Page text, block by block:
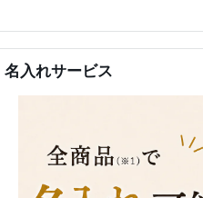
名入れサービス